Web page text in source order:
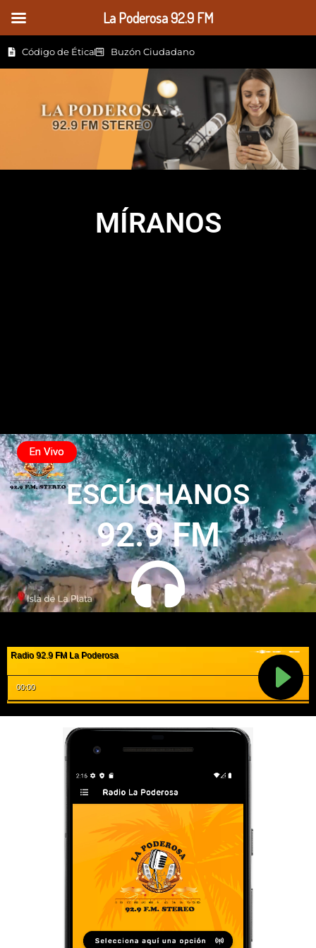
Código de Ética Buzón Ciudadano
MÍRANOS
ESCÚCHANOS
92.9 FM
La Poderosa 92.9 FM